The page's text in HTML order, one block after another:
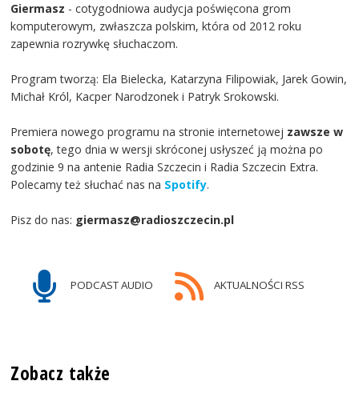
Giermasz - cotygodniowa audycja poświęcona grom
komputerowym, zwłaszcza polskim, która od 2012 roku
zapewnia rozrywkę słuchaczom.
Program tworzą: Ela Bielecka, Katarzyna Filipowiak, Jarek Gowin,
Michał Król, Kacper Narodzonek i Patryk Srokowski.
Premiera nowego programu na stronie internetowej zawsze w
sobotę, tego dnia w wersji skróconej usłyszeć ją można po
godzinie 9 na antenie Radia Szczecin i Radia Szczecin Extra.
Polecamy też słuchać nas na Spotify.
Pisz do nas: giermasz@radioszczecin.pl
PODCAST AUDIO AKTUALNOŚCI RSS
Zobacz także